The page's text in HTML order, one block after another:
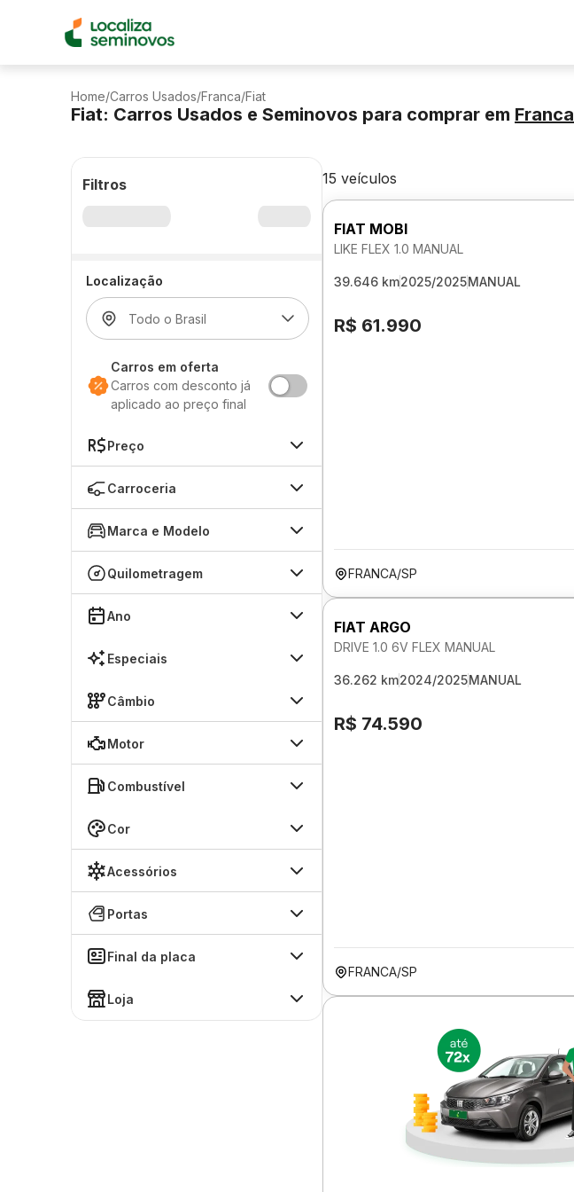
Home/Carros Usados/Franca/Fiat
Fiat: Carros Usados e Seminovos para comprar em Franca
Filtros
Localização
Carros em oferta
Carros com desconto já
aplicado ao preço final
Preço
Carroceria
Marca e Modelo
Quilometragem
Ano
Especiais
Câmbio
Motor
Combustível
Cor
Acessórios
Portas
Final da placa
Loja
15 veículos
FIAT MOBI
LIKE FLEX 1.0 MANUAL
39.646 km2025/2025MANUAL
R$ 61.990
FRANCA/SP
FIAT ARGO
DRIVE 1.0 6V FLEX MANUAL
36.262 km2024/2025MANUAL
R$ 74.590
FRANCA/SP